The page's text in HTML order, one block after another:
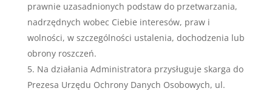
prawnie uzasadnionych podstaw do przetwarzania,
nadrzędnych wobec Ciebie interesów, praw i
wolności, w szczególności ustalenia, dochodzenia lub
obrony roszczeń.
Na działania Administratora przysługuje skarga do
Prezesa Urzędu Ochrony Danych Osobowych, ul.